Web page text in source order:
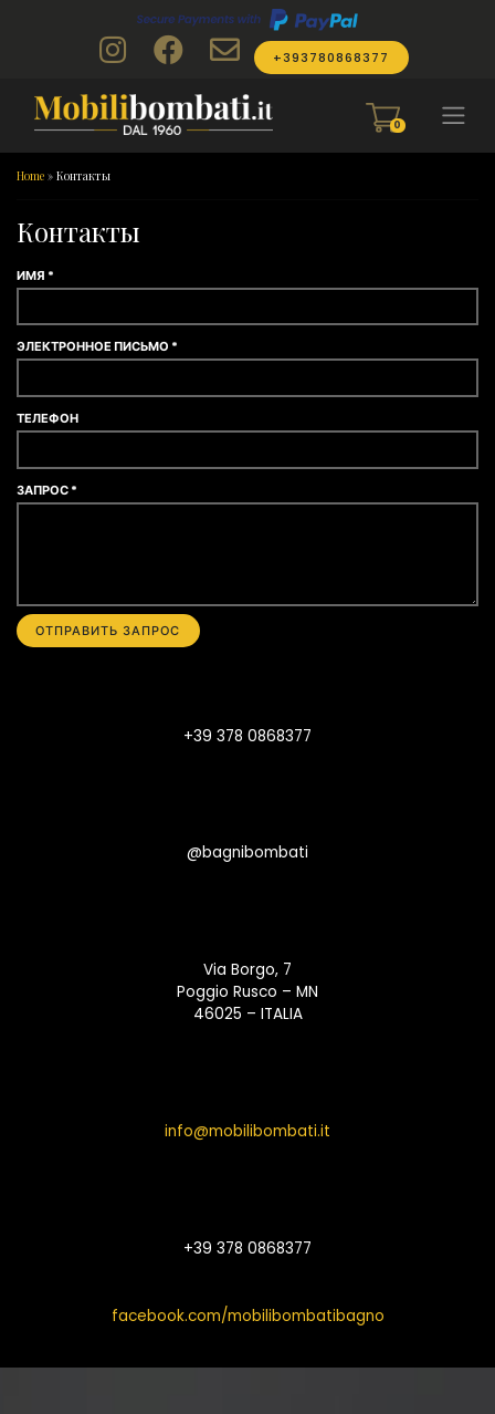
+393780868377
0
Home » Контакты
Контакты
ИМЯ *
ЭЛЕКТРОННОЕ ПИСЬМО *
ТЕЛЕФОН
ЗАПРОС *
+39 378 0868377
@bagnibombati
Via Borgo, 7
Poggio Rusco – MN
46025 – ITALIA
info@mobilibombati.it
+39 378 0868377
facebook.com/mobilibombatibagno